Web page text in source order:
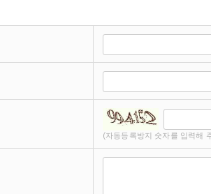
(자동등록방지 숫자를 입력해